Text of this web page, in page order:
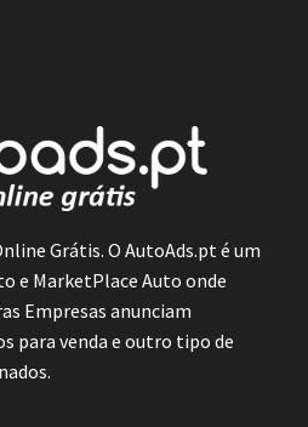
Grátis. O AutoAds.pt é um
e MarketPlace Auto onde
Empresas anunciam
para venda e outro tipo de